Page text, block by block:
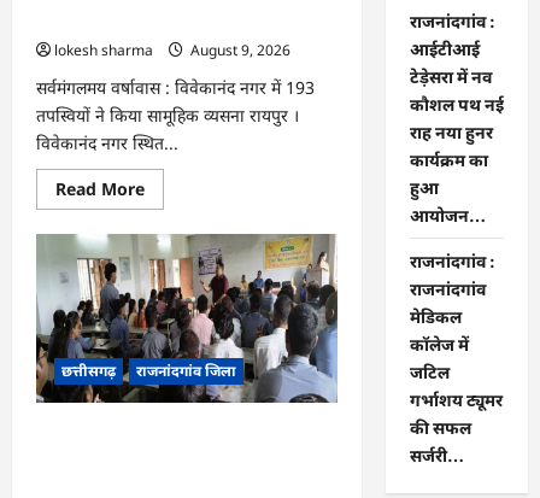
lokesh sharma
August 9, 2026
सर्वमंगलमय वर्षावास : विवेकानंद नगर में 193
तपस्वियों ने किया सामूहिक व्यसना रायपुर ।
विवेकानंद नगर स्थित...
Read MoreRead
more
CG
ज्ञान
से
जुड़ेगा
मन,
तभी
सद्मार्ग
का
होगा
ध्यान
छत्तीसगढ़ राजनांदगांव जिला
राजनांदगांव :
आईटीआई
टेड़ेसरा में नव
कौशल पथ नई
राह नया हुनर
कार्यक्रम का
हुआ
आयोजन…
राजनांदगांव :
राजनांदगांव
मेडिकल
कॉलेज में
जटिल
गर्भाशय ट्यूमर
की सफल
सर्जरी…